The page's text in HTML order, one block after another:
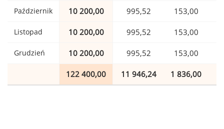
Październik 10 200,00 995,52 153,00
Listopad 10 200,00 995,52 153,00
Grudzień 10 200,00 995,52 153,00
122 400,00 11 946,24 1 836,00